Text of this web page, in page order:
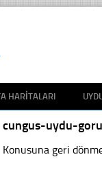
HARITALARI
cungus-uydu-
Konusuna geri